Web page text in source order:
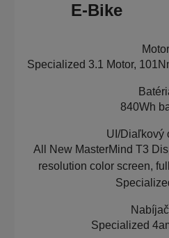
E-Bike
Motor
Specialized 3.1 Motor,
840Wh
UI/Diaľkový
All New MasterMind T3
resolution color screen,
Specialized